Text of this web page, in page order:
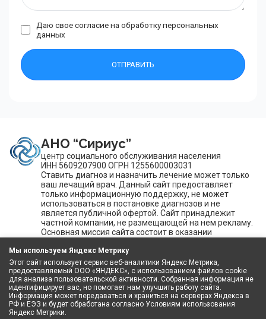
Даю свое согласие на обработкуперсональных
данных
АНО “Сириус”
центр социального обслуживания населения
ИНН 5609207900 ОГРН 1255600003031
Ставить диагноз и назначить лечение может только
ваш лечащий врач. Данный сайт предоставляет
только информационную поддержку, не может
использоваться в постановке диагнозов и не
является публичной офертой. Сайт принадлежит
частной компании, не размещающей на нем рекламу.
Основная миссия сайта состоит в оказании
О насУслугиИнтерьерНовостиКонтакты
Оренбургская область, г. Оренбург, Ул. Магистральная,
Мы используем Яндекс Метрику
Этот сайт использует сервис веб-аналитики Яндекс Метрика,
предоставляемый ООО «ЯНДЕКС», с использованием файлов cookie
для анализа пользовательской активности. Собранная информация не
идентифицирует вас, но помогает нам улучшить работу сайта.
Информация может передаваться и храниться на серверах Яндекса в
РФ и ЕЭЗ и будет обработана согласно Условиям использования
Яндекс Метрики.